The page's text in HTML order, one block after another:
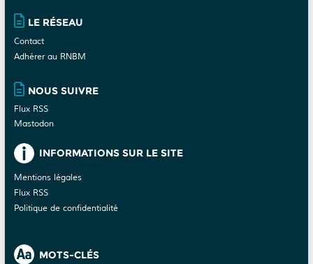
site
LE RÉSEAU
Contact
Adhérer au RNBM
NOUS SUIVRE
Flux RSS
Mastodon
INFORMATIONS SUR LE SITE
Mentions légales
Flux RSS
Politique de confidentialité
MOTS-CLÉS